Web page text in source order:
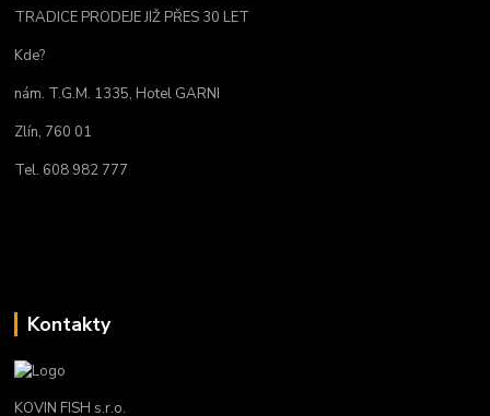
TRADICE PRODEJE JIŽ PŘES 30 LET
Kde?
nám. T.G.M. 1335, Hotel GARNI
Zlín, 760 01
Tel. 608 982 777
Kontakty
KOVIN FISH s.r.o.